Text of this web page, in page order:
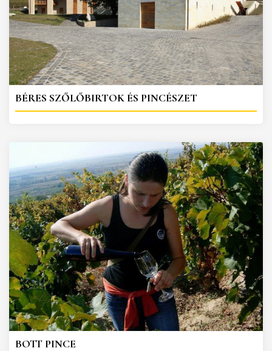
BÉRES SZŐLŐBIRTOK ÉS PINCÉSZET
BOTT PINCE